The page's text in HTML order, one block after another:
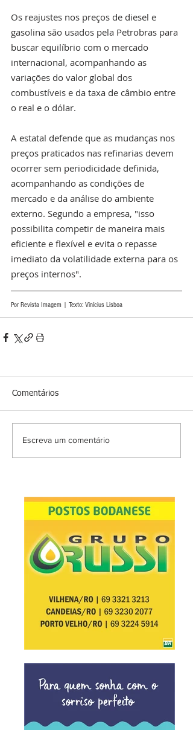
Os reajustes nos preços de diesel e
gasolina são usados pela Petrobras para
buscar equilíbrio com o mercado
internacional, acompanhando as
variações do valor global dos
combustíveis e da taxa de câmbio entre
o real e o dólar.
A estatal defende que as mudanças nos
preços praticados nas refinarias devem
ocorrer sem periodicidade definida,
acompanhando as condições de
mercado e da análise do ambiente
externo. Segundo a empresa, "isso
possibilita competir de maneira mais
eficiente e flexível e evita o repasse
imediato da volatilidade externa para os
preços internos".
Por Revista Imagem | Texto: Vinícius Lisboa
Comentários
Escreva um comentário